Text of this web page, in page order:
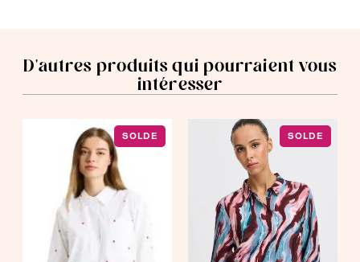
D'autres produits qui pourraient vous
intéresser
SOLDE SOLDE